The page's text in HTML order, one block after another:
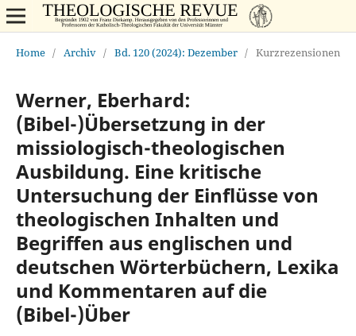
Home / Archiv / Bd. 120 (2024): Dezember / Kurzrezensionen
Werner, Eberhard:
(Bibel-)Übersetzung in der
missiologisch-theologischen
Ausbildung. Eine kritische
Untersuchung der Einflüsse von
theologischen Inhalten und
Begriffen aus englischen und
deutschen Wörterbüchern, Lexika
und Kommentaren auf die
(Bibel-)Über